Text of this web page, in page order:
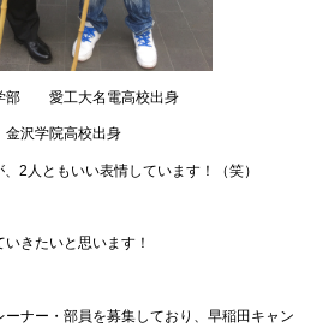
部 愛工大名電高校出身
沢学院高校出身
2人ともいい表情しています！（笑）
きたいと思います！
ナー・部員を募集しており、早稲田キャン